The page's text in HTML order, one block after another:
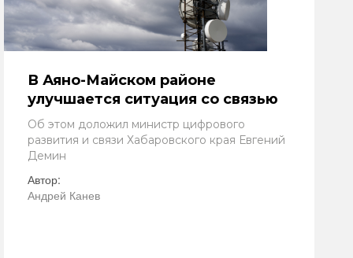
В Аяно-Майском районе
улучшается ситуация со связью
Об этом доложил министр цифрового
развития и связи Хабаровского края Евгений
Демин
Автор:
Андрей Канев